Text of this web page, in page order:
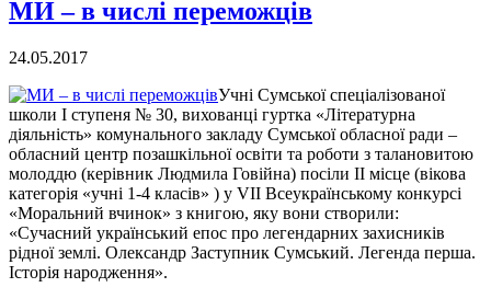
МИ – в числі переможців
24.05.2017
Учні Сумської спеціалізованої
школи І ступеня № 30, вихованці гуртка «Літературна
діяльність» комунального закладу Сумської обласної ради –
обласний центр позашкільної освіти та роботи з талановитою
молоддю (керівник Людмила Говійна) посіли ІІ місце (вікова
категорія «учні 1-4 класів» ) у VII Всеукраїнському конкурсі
«Моральний вчинок» з книгою, яку вони створили:
«Сучасний український епос про легендарних захисників
рідної землі. Олександр Заступник Сумський. Легенда перша.
Історія народження».